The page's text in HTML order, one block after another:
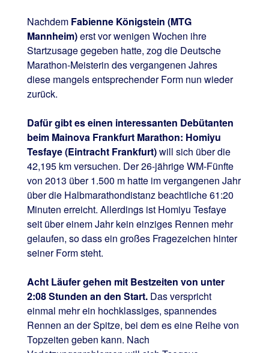
Nachdem Fabienne Königstein (MTG
Mannheim)erst vor wenigen Wochen ihre
Startzusage gegeben hatte, zog die Deutsche
Marathon-Meisterin des vergangenen Jahres
diese mangels entsprechender Form nun wieder
zurück.
Dafür gibt es einen interessanten Debütanten
beim Mainova Frankfurt Marathon: Homiyu
Tesfaye (Eintracht Frankfurt)will sich über die
42,195 km versuchen. Der 26-jährige WM-Fünfte
von 2013 über 1.500 m hatte im vergangenen Jahr
über die Halbmarathondistanz beachtliche 61:20
Minuten erreicht. Allerdings ist Homiyu Tesfaye
seit über einem Jahr kein einziges Rennen mehr
gelaufen, so dass ein großes Fragezeichen hinter
seiner Form steht.
Acht Läufer gehen mit Bestzeiten von unter
2:08 Stunden an den Start.Das verspricht
einmal mehr ein hochklassiges, spannendes
Rennen an der Spitze, bei dem es eine Reihe von
Topzeiten geben kann. Nach